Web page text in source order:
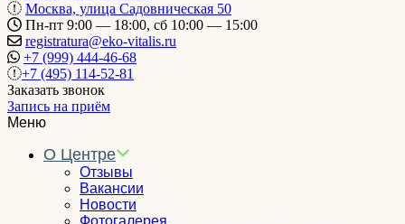
Москва, улица Садовническая 50
Пн-пт 9:00 — 18:00, сб 10:00 — 15:00
registratura@eko-vitalis.ru
+7 (999) 444-46-68
+7 (495) 114-52-81
Заказать звонок
Запись на приём
Меню
О Центре
Отзывы
Вакансии
Новости
Фотогалерея